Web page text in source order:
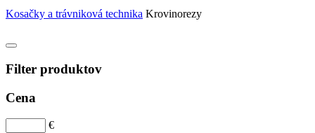
Kosačky a trávniková technika Krovinorezy
Filter produktov
Cena
€